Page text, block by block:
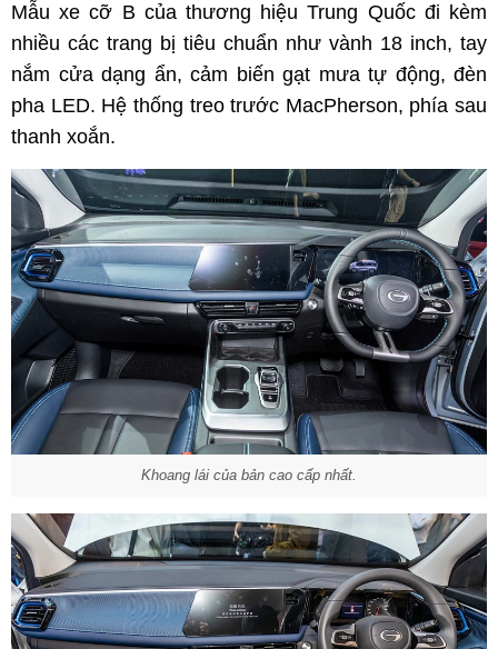
Mẫu xe cỡ B của thương hiệu Trung Quốc đi kèm
nhiều các trang bị tiêu chuẩn như vành 18 inch, tay
nắm cửa dạng ẩn, cảm biến gạt mưa tự động, đèn
pha LED. Hệ thống treo trước MacPherson, phía sau
thanh xoắn.
Khoang lái của bản cao cấp nhất.